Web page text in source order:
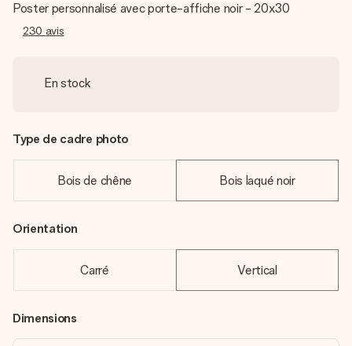
Poster personnalisé avec porte-affiche noir - 20x30
230 avis
En stock
Type de cadre photo
Bois de chêne Bois laqué noir
Orientation
Carré Vertical
Dimensions